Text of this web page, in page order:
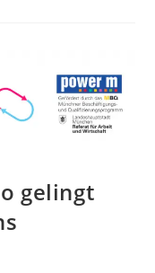
gelingt